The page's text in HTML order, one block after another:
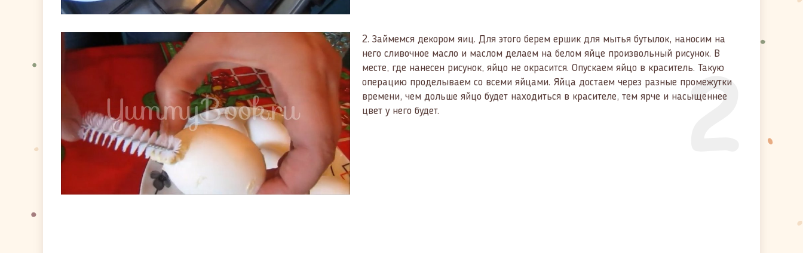
2
2. Займемся декором яиц. Для этого берем ершик для мытья бутылок, наносим на
него сливочное масло и маслом делаем на белом яйце произвольный рисунок. В
месте, где нанесен рисунок, яйцо не окрасится. Опускаем яйцо в краситель. Такую
операцию проделываем со всеми яйцами. Яйца достаем через разные промежутки
времени, чем дольше яйцо будет находиться в красителе, тем ярче и насыщеннее
цвет у него будет.